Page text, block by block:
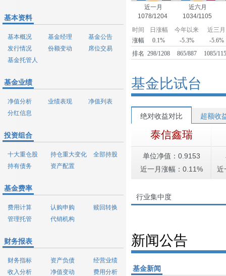
基本资料
基本概况 基金经理
基金公告
发行情况
份额变动
席位交易
基金托管人
基金业绩
净值分析 业绩表现
净值列表
分红信息
投资组合
十大重仓股 持仓重大变化
全部持股
持有债务
资产配置
基金费率
费用计算 认购申购
赎回转换
管理托管
代销机构
财务报表
财务指标 资产负债
经营业绩
收入分析
净值变动 费用分析
近一月
1078/1204
近六月
1034/1105
时间 日涨幅 今年以来
近三月
涨幅
0.1% -5.3%
-5.6%
排名
298/1208 865/887 1085/
基金比试台
绝对收益对比 超额收
泰信鑫瑞
单位净值：0.9153
近一月涨幅：0.11%
近
行业集中度
新闻公告
基金新闻